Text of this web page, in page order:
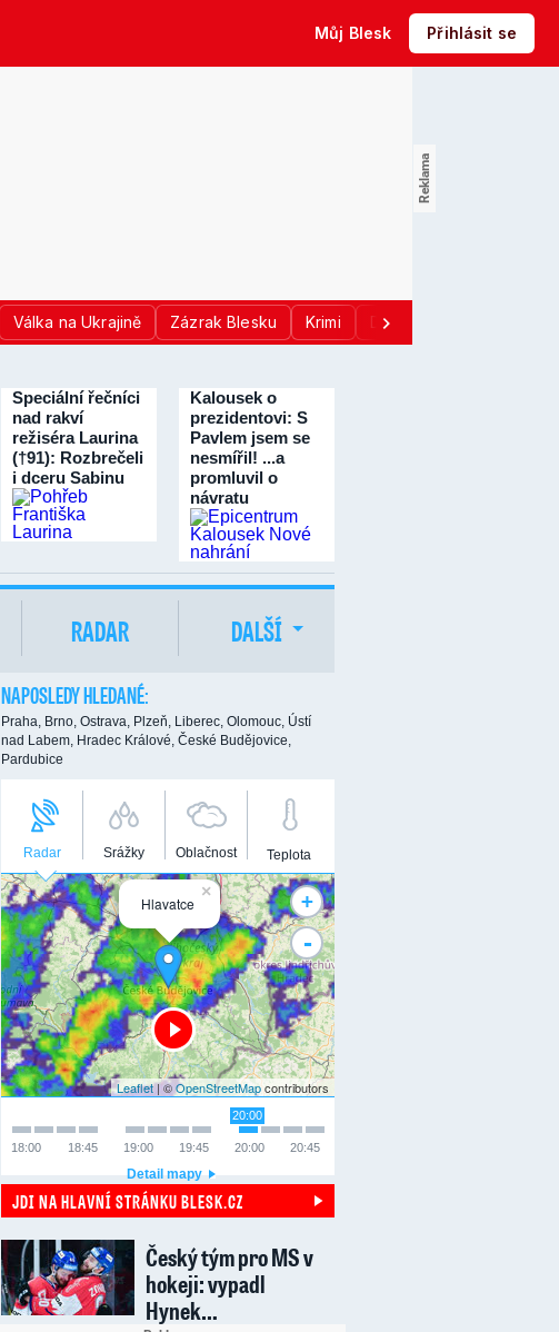
Můj Blesk Přihlásit se
Válka na Ukrajině Zázrak Blesku Krimi Donald Trump
Speciální řečníci
nad rakví
režiséra Laurina
(†91): Rozbrečeli
i dceru Sabinu
Kalousek o
prezidentovi: S
Pavlem jsem se
nesmířil! ...a
promluvil o
návratu
RADAR DALŠÍ
NAPOSLEDY HLEDANÉ:
Praha, Brno, Ostrava, Plzeň, Liberec, Olomouc, Ústí
nad Labem, Hradec Králové, České Budějovice,
Pardubice
Radar Srážky Oblačnost Teplota
×
Hlavatce +
-
Leaflet| ©OpenStreetMapcontributors
20:00
20:45
20:00
19:45
19:00
18:45
18:00
Detail mapy
JDI NA HLAVNÍ STRÁNKU BLESK.CZ
Český tým pro MS v
hokeji: vypadl
Hynek…